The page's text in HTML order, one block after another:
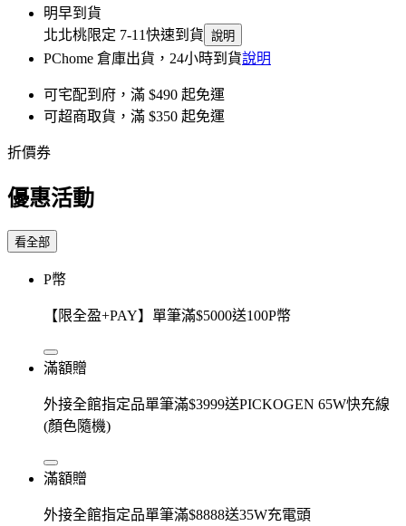
明早到貨
北北桃限定 7-11快速到貨 說明
PChome 倉庫出貨，24小時到貨說明
可宅配到府，滿 $490 起免運
可超商取貨，滿 $350 起免運
折價券
優惠活動
看全部
P幣
【限全盈+PAY】單筆滿$5000送100P幣
滿額贈
外接全館指定品單筆滿$3999送PICKOGEN 65W快充線
(顏色隨機)
滿額贈
外接全館指定品單筆滿$8888送35W充電頭